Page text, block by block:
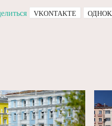
VKONTAKTE